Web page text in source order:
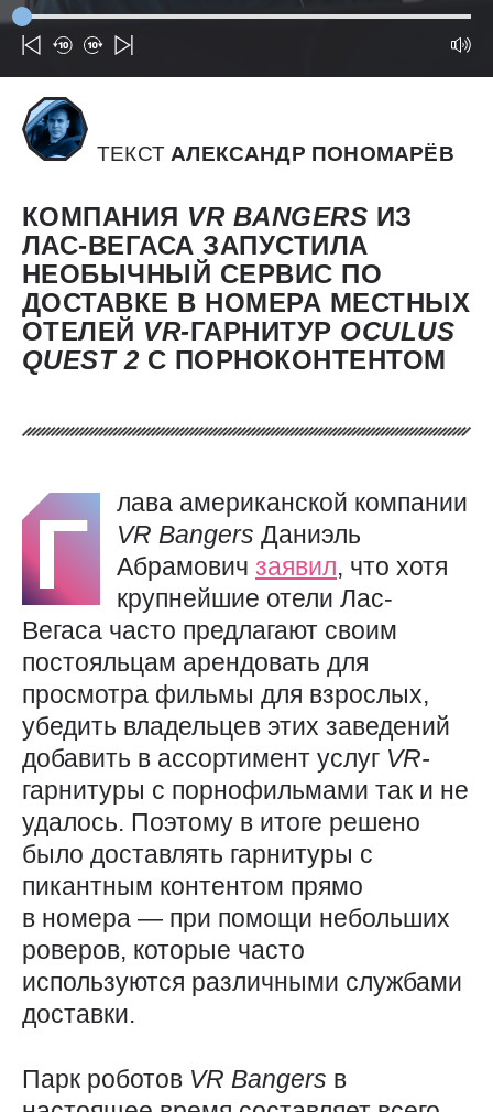
ТЕКСТ АЛЕКСАНДР ПОНОМАРЁВ
КОМПАНИЯ VR BANGERS ИЗ
ЛАС-ВЕГАСА ЗАПУСТИЛА
НЕОБЫЧНЫЙ СЕРВИС ПО
ДОСТАВКЕ В НОМЕРА МЕСТНЫХ
ОТЕЛЕЙ VR-ГАРНИТУР OCULUS
QUEST 2 С ПОРНОКОНТЕНТОМ
Г
лава американской компании
VR Bangers Даниэль
Абрамович заявил, что хотя
крупнейшие отели Лас-
Вегаса часто предлагают своим
постояльцам арендовать для
просмотра фильмы для взрослых,
убедить владельцев этих заведений
добавить в ассортимент услуг VR-
гарнитуры с порнофильмами так и не
удалось. Поэтому в итоге решено
было доставлять гарнитуры с
пикантным контентом прямо
в номера — при помощи небольших
роверов, которые часто
используются различными службами
доставки.
Парк роботов VR Bangers в